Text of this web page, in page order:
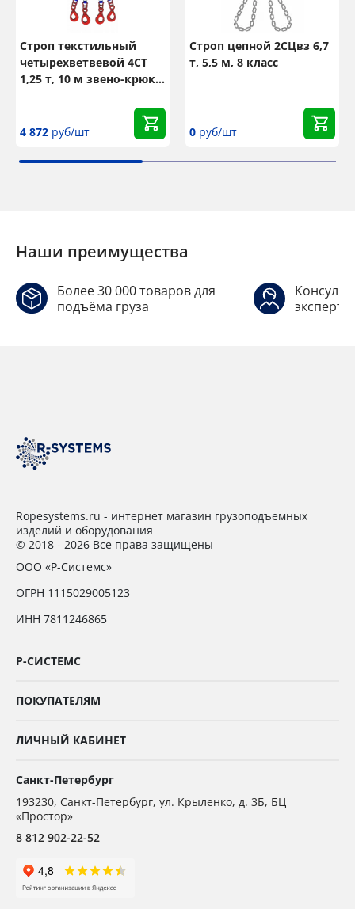
Строп текстильный
четырехветвевой 4СТ
1,25 т, 10 м звено-крюк
4 872 руб/шт
Строп цепной 2СЦвз 6,7
т, 5,5 м, 8 класс
0 руб/шт
Наши преимущества
Более 30 000 товаров для
подъёма груза
Ropesystems.ru - интернет магазин грузоподъемных
изделий и оборудования
© 2018 - 2026 Все права защищены
ООО «Р-Системс»
ОГРН 1115029005123
ИНН 7811246865
Р-СИСТЕМС
ПОКУПАТЕЛЯМ
ЛИЧНЫЙ КАБИНЕТ
Санкт-Петербург
193230, Санкт-Петербург, ул. Крыленко, д. 3Б, БЦ
«Простор»
8 812 902-22-52